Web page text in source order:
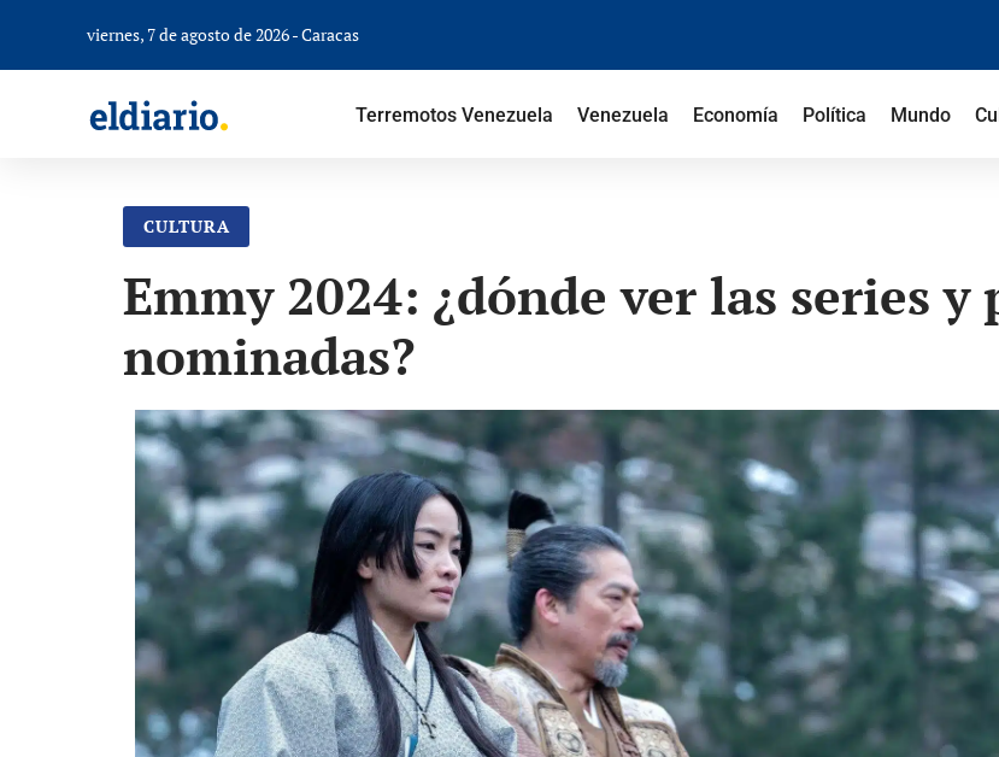
viernes, 7 de agosto de 2026 - Caracas
Terremotos Venezuela Venezuela Economía Política Mundo
CULTURA
Emmy 2024: ¿dónde ver las series y
nominadas?